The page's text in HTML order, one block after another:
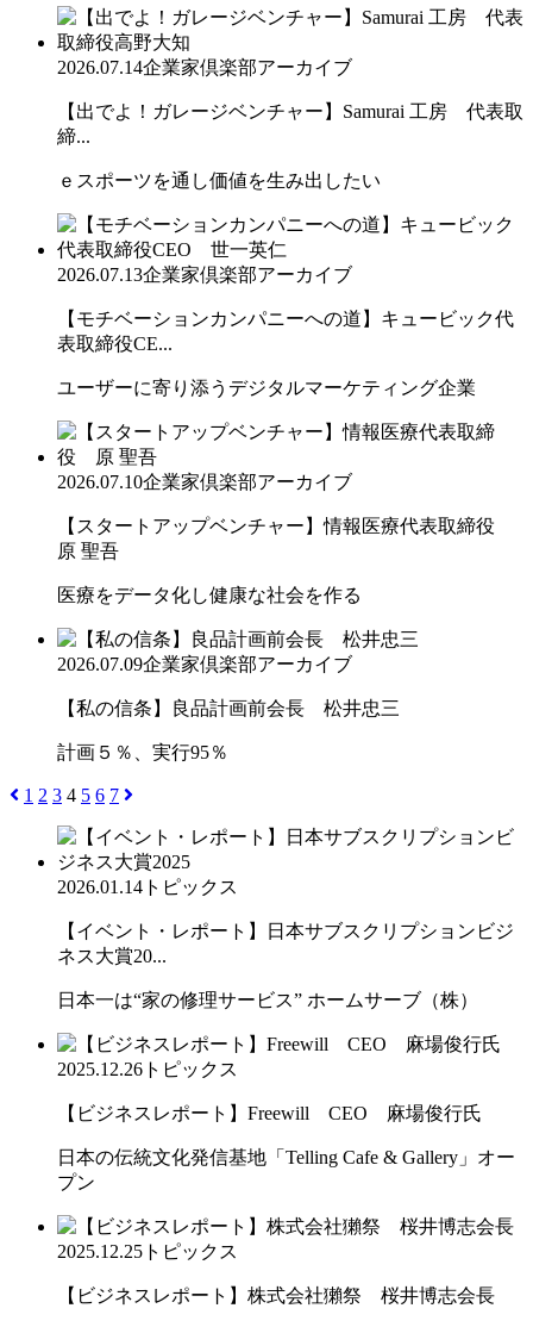
2026.07.14企業家倶楽部アーカイブ
【出でよ！ガレージベンチャー】Samurai 工房 代表取
締...
ｅスポーツを通し価値を生み出したい
2026.07.13企業家倶楽部アーカイブ
【モチベーションカンパニーへの道】キュービック代
表取締役CE...
ユーザーに寄り添うデジタルマーケティング企業
2026.07.10企業家倶楽部アーカイブ
【スタートアップベンチャー】情報医療代表取締役
原 聖吾
医療をデータ化し健康な社会を作る
2026.07.09企業家倶楽部アーカイブ
【私の信条】良品計画前会長 松井忠三
計画５％、実行95％
1 2 3 4 5 6 7
2026.01.14 トピックス
【イベント・レポート】日本サブスクリプションビジ
ネス大賞20...
日本一は“家の修理サービス” ホームサーブ（株）
2025.12.26 トピックス
【ビジネスレポート】Freewill CEO 麻場俊行氏
日本の伝統文化発信基地「Telling Cafe & Gallery」オー
プン
2025.12.25 トピックス
【ビジネスレポート】株式会社獺祭 桜井博志会長